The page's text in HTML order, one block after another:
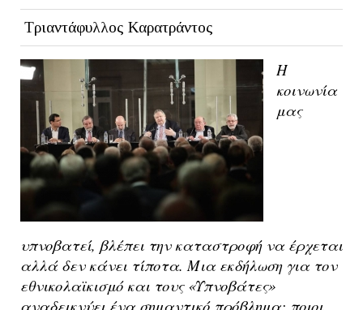
Τριαντάφυλλος Καρατράντος
Η
κοινωνία
μας
υπνοβατεί, βλέπει την καταστροφή να έρχεται
αλλά δεν κάνει τίποτα. Μια εκδήλωση για τον
εθνικολαϊκισμό και τους «Υπνοβάτες»
αναδεικνύει ένα σημαντικό πρόβλημα: ποιοι